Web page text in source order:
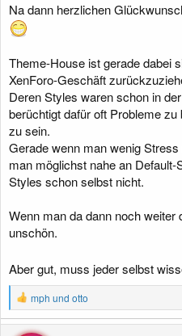
Na dann herzlichen
Theme-House ist gerade dabei
XenForo-Geschäft
Deren Styles waren schon in
berüchtigt dafür oft Probleme
zu sein.
Gerade wenn man wenig
man möglichst nahe an
Styles schon selbst nicht.
Wenn man da dann noch
unschön.
Aber gut, muss jeder selbst
R
e
a
mph und otto